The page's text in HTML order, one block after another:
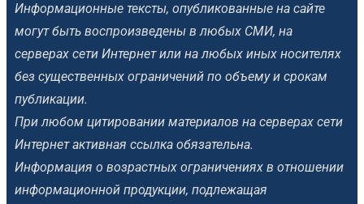
Информационные тексты, опубликованные на сайте
могут быть воспроизведены в любых СМИ, на
серверах сети Интернет или на любых иных носителях
без существенных ограничений по объему и срокам
публикации.
При любом цитировании материалов на серверах сети
Интернет активная ссылка обязательна.
Информация о возрастных ограничениях в отношении
информационной продукции, подлежащая